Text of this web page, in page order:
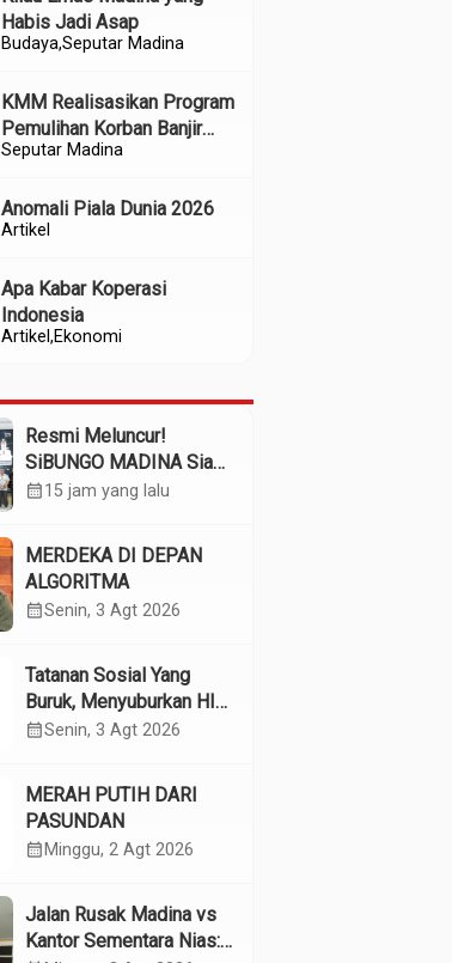
BudayaSeputar Madina
Habis Jadi Asap
Seputar Madina
KMM Realisasikan Program
Pemulihan Korban Banjir
dan Longsor di Kabupaten
Artikel
Anomali Piala Dunia 2026
Artikel Ekonomi
Apa Kabar Koperasi
Indonesia
Resmi Meluncur!
SiBUNGO MADINA Siap
Optimalkan Pendapatan
calendar_month15 jam yang lalu
MERDEKA DI DEPAN
ALGORITMA
calendar_monthSenin, 3 Agt 2026
Tatanan Sosial Yang
Buruk, Menyuburkan HIV
Pada Remaja
calendar_monthSenin, 3 Agt 2026
MERAH PUTIH DARI
PASUNDAN
calendar_month Minggu, 2 Agt 2026
Jalan Rusak Madina vs
Kantor Sementara Nias: